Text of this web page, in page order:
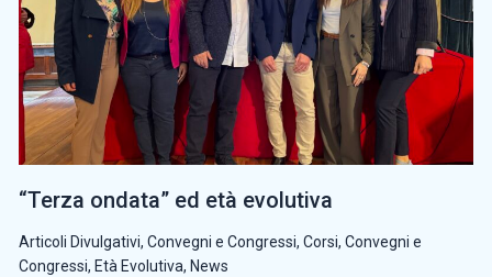
“Terza ondata” ed età evolutiva
Articoli Divulgativi, Convegni e Congressi, Corsi, Convegni e
Congressi, Età Evolutiva, News